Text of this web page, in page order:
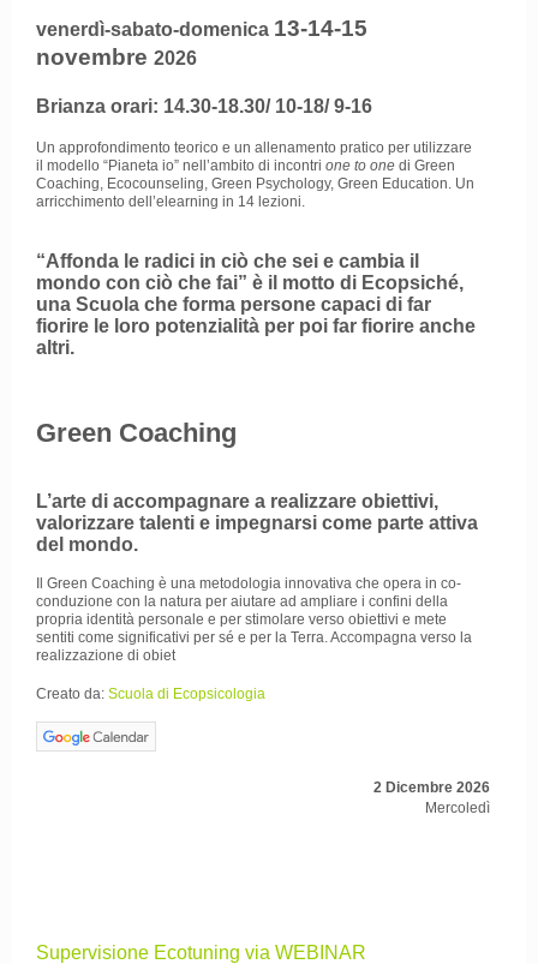
venerdì-sabato-domenica 13-14-15
novembre 2026
Brianza orari: 14.30-18.30/ 10-18/ 9-16
Un approfondimento teorico e un allenamento pratico per utilizzare
il modello “Pianeta io” nell’ambito di incontri one to one di Green
Coaching, Ecocounseling, Green Psychology, Green Education. Un
arricchimento dell’elearning in 14 lezioni.
“Affonda le radici in ciò che sei e cambia il
mondo con ciò che fai” è il motto di Ecopsiché,
una Scuola che forma persone capaci di far
fiorire le loro potenzialità per poi far fiorire anche
altri.
Green Coaching
L’arte di accompagnare a realizzare obiettivi,
valorizzare talenti e impegnarsi come parte attiva
del mondo.
Il Green Coaching è una metodologia innovativa che opera in co-
conduzione con la natura per aiutare ad ampliare i confini della
propria identità personale e per stimolare verso obiettivi e mete
sentiti come significativi per sé e per la Terra. Accompagna verso la
realizzazione di obiet
Creato da: Scuola di Ecopsicologia
2 Dicembre 2026
Mercoledì
Supervisione Ecotuning via WEBINAR